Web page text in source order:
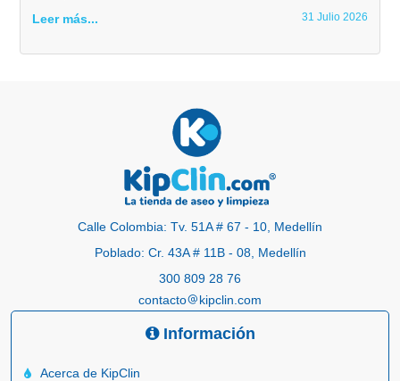
Leer más...
31 Julio 2026
Calle Colombia: Tv. 51A # 67 - 10, Medellín
Poblado: Cr. 43A # 11B - 08, Medellín
300 809 28 76
contacto
kipclin.com
Información
Acerca de KipClin